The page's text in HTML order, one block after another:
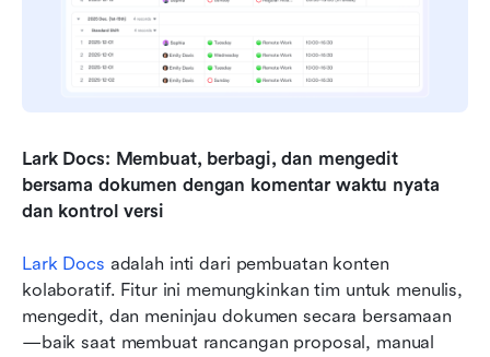
Lark Docs: Membuat, berbagi, dan mengedit
bersama dokumen dengan komentar waktu nyata
dan kontrol versi
Lark Docs adalah inti dari pembuatan konten
kolaboratif. Fitur ini memungkinkan tim untuk menulis,
mengedit, dan meninjau dokumen secara bersamaan
—baik saat membuat rancangan proposal, manual